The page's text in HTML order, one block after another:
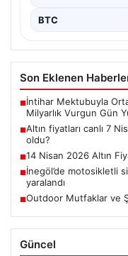
BTC
Son Eklenen
■İntihar Mektubuyla
Milyarlık Vurgun Gün
■Altın fiyatları canlı 7
oldu?
■14 Nisan 2026 Altın
■İnegöl’de motosikletli
yaralandı
■Outdoor Mutfaklar ve
Güncel